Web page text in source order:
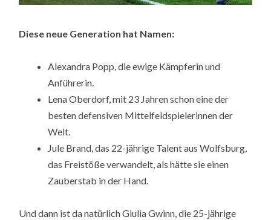
Diese neue Generation hat Namen:
Alexandra Popp, die ewige Kämpferin und
Anführerin.
Lena Oberdorf, mit 23 Jahren schon eine der
besten defensiven Mittelfeldspielerinnen der
Welt.
Jule Brand, das 22-jährige Talent aus Wolfsburg,
das Freistöße verwandelt, als hätte sie einen
Zauberstab in der Hand.
Und dann ist da natürlich Giulia Gwinn, die 25-jährige